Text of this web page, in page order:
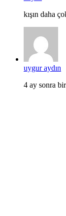
kışın daha
uygur aydın
4 ay sonra